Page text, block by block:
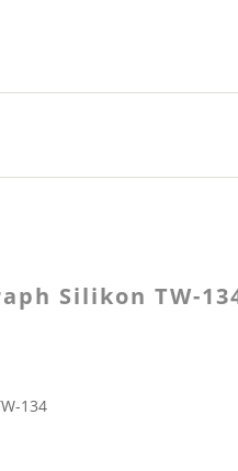
Silikon TW-
134